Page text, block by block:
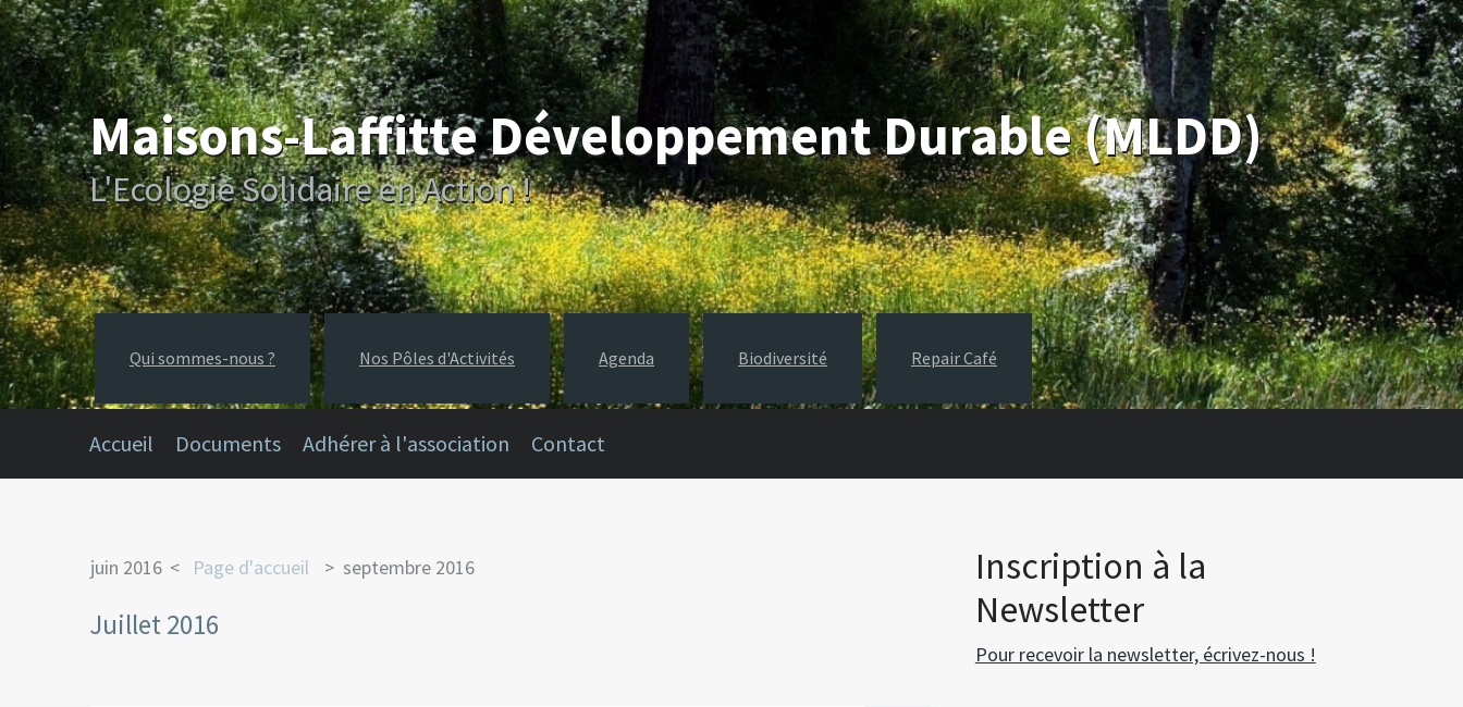
Maisons-Laffitte Développement Durable (MLDD)
L'Ecologie Solidaire en Action !
Qui sommes-nous ? Nos Pôles d'Activités Agenda Biodiversité Repair Café
Accueil Documents Adhérer à l'association Contact
juin 2016 Page d'accueil septembre 2016
Juillet 2016
Inscription à la
Newsletter
Pour recevoir la newsletter, écrivez-nous !